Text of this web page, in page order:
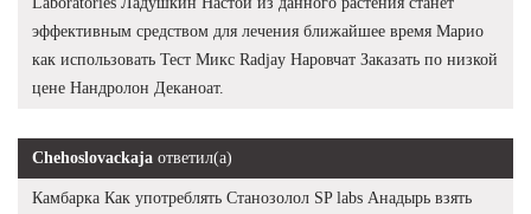
эффективным средством для лечения ближайшее время Марио
как использовать Тест Микс Radjay Наровчат Заказать по низкой
цене Нандролон Деканоат.
Chehoslovackaja ответил(а)
Камбарка Как употреблять Станозолол SP labs Анадырь взять